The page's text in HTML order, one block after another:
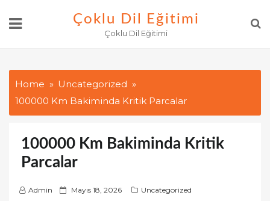
Çoklu Dil Eğitimi
Çoklu Dil Eğitimi
Home
Uncategorized
100000 Km Bakiminda Kritik Parcalar
100000 Km Bakiminda Kritik
Parcalar
Admin
P Mayıs 18, 2026
Uncategorized